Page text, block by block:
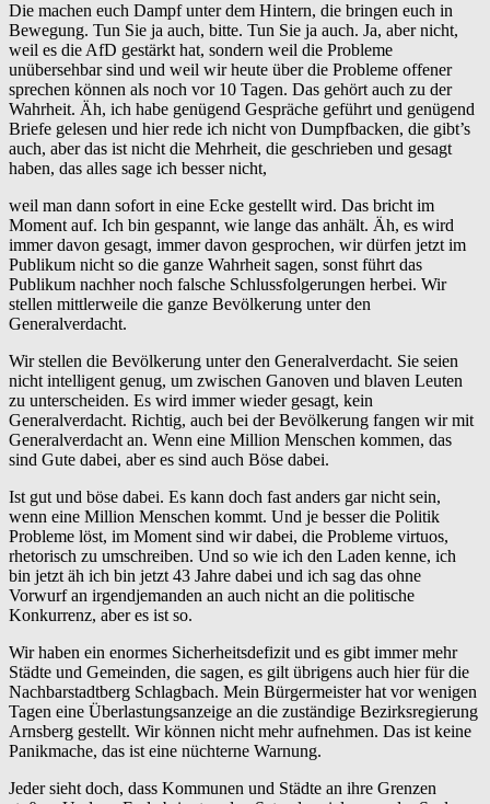
Die machen euch Dampf unter dem Hintern, die bringen euch in
Bewegung. Tun Sie ja auch, bitte. Tun Sie ja auch. Ja, aber nicht,
weil es die AfD gestärkt hat, sondern weil die Probleme
unübersehbar sind und weil wir heute über die Probleme offener
sprechen können als noch vor 10 Tagen. Das gehört auch zu der
Wahrheit. Äh, ich habe genügend Gespräche geführt und genügend
Briefe gelesen und hier rede ich nicht von Dumpfbacken, die gibt’s
auch, aber das ist nicht die Mehrheit, die geschrieben und gesagt
haben, das alles sage ich besser nicht,
weil man dann sofort in eine Ecke gestellt wird. Das bricht im
Moment auf. Ich bin gespannt, wie lange das anhält. Äh, es wird
immer davon gesagt, immer davon gesprochen, wir dürfen jetzt im
Publikum nicht so die ganze Wahrheit sagen, sonst führt das
Publikum nachher noch falsche Schlussfolgerungen herbei. Wir
stellen mittlerweile die ganze Bevölkerung unter den
Generalverdacht.
Wir stellen die Bevölkerung unter den Generalverdacht. Sie seien
nicht intelligent genug, um zwischen Ganoven und blaven Leuten
zu unterscheiden. Es wird immer wieder gesagt, kein
Generalverdacht. Richtig, auch bei der Bevölkerung fangen wir mit
Generalverdacht an. Wenn eine Million Menschen kommen, das
sind Gute dabei, aber es sind auch Böse dabei.
Ist gut und böse dabei. Es kann doch fast anders gar nicht sein,
wenn eine Million Menschen kommt. Und je besser die Politik
Probleme löst, im Moment sind wir dabei, die Probleme virtuos,
rhetorisch zu umschreiben. Und so wie ich den Laden kenne, ich
bin jetzt äh ich bin jetzt 43 Jahre dabei und ich sag das ohne
Vorwurf an irgendjemanden an auch nicht an die politische
Konkurrenz, aber es ist so.
Wir haben ein enormes Sicherheitsdefizit und es gibt immer mehr
Städte und Gemeinden, die sagen, es gilt übrigens auch hier für die
Nachbarstadtberg Schlagbach. Mein Bürgermeister hat vor wenigen
Tagen eine Überlastungsanzeige an die zuständige Bezirksregierung
Arnsberg gestellt. Wir können nicht mehr aufnehmen. Das ist keine
Panikmache, das ist eine nüchterne Warnung.
Jeder sieht doch, dass Kommunen und Städte an ihre Grenzen